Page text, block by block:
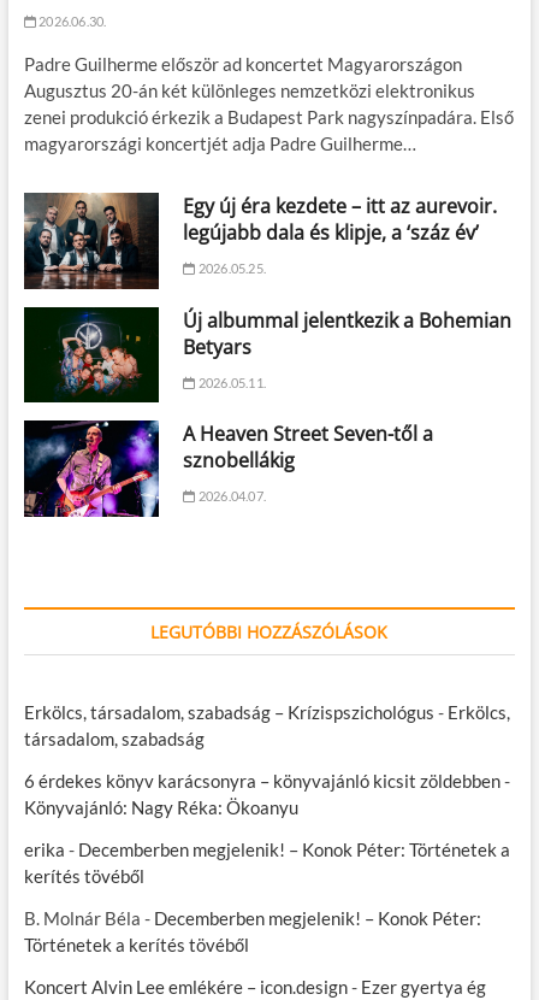
2026.06.30.
Padre Guilherme először ad koncertet Magyarországon
Augusztus 20-án két különleges nemzetközi elektronikus
zenei produkció érkezik a Budapest Park nagyszínpadára. Első
magyarországi koncertjét adja Padre Guilherme…
Egy új éra kezdete – itt az aurevoir.
legújabb dala és klipje, a ‘száz év’
2026.05.25.
Új albummal jelentkezik a Bohemian
Betyars
2026.05.11.
A Heaven Street Seven-től a
sznobellákig
2026.04.07.
LEGUTÓBBI HOZZÁSZÓLÁSOK
Erkölcs, társadalom, szabadság – Krízispszichológus - Erkölcs,
társadalom, szabadság
6 érdekes könyv karácsonyra – könyvajánló kicsit zöldebben-
Könyvajánló: Nagy Réka: Ökoanyu
erika - Decemberben megjelenik! – Konok Péter: Történetek a
kerítés tövéből
B. Molnár Béla - Decemberben megjelenik! – Konok Péter:
Történetek a kerítés tövéből
Koncert Alvin Lee emlékére – icon.design- Ezer gyertya ég